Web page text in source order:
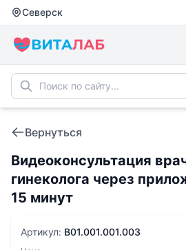
Северск
Вернуться
Видеоконсультация
гинеколога через
15 минут
Артикул: B01.001.001.003